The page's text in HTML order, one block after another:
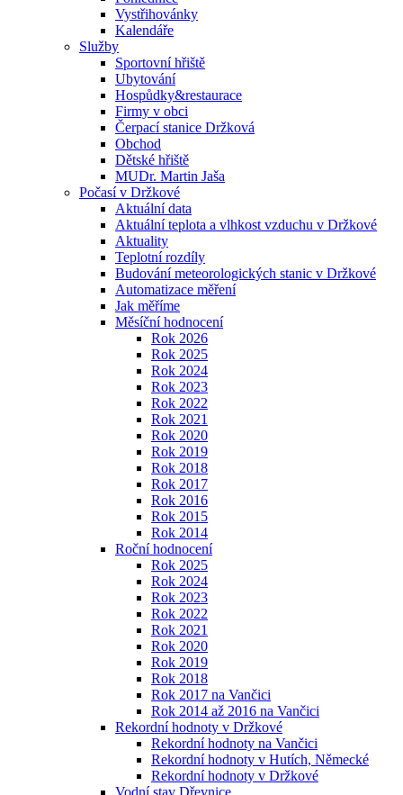
Vystřihovánky
Kalendáře
Služby
Sportovní hřiště
Ubytování
Hospůdky&restaurace
Firmy v obci
Čerpací stanice Držková
Obchod
Dětské hřiště
MUDr. Martin Jaša
Počasí v Držkové
Aktuální data
Aktuální teplota a vlhkost vzduchu v Držkové
Aktuality
Teplotní rozdíly
Budování meteorologických stanic v Držkové
Automatizace měření
Jak měříme
Měsíční hodnocení
Rok 2026
Rok 2025
Rok 2024
Rok 2023
Rok 2022
Rok 2021
Rok 2020
Rok 2019
Rok 2018
Rok 2017
Rok 2016
Rok 2015
Rok 2014
Roční hodnocení
Rok 2025
Rok 2024
Rok 2023
Rok 2022
Rok 2021
Rok 2020
Rok 2019
Rok 2018
Rok 2017 na Vančici
Rok 2014 až 2016 na Vančici
Rekordní hodnoty v Držkové
Rekordní hodnoty na Vančici
Rekordní hodnoty v Hutích, Německé
Rekordní hodnoty v Držkové
Vodní stav Dřevnice